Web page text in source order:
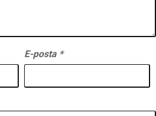
E-posta *